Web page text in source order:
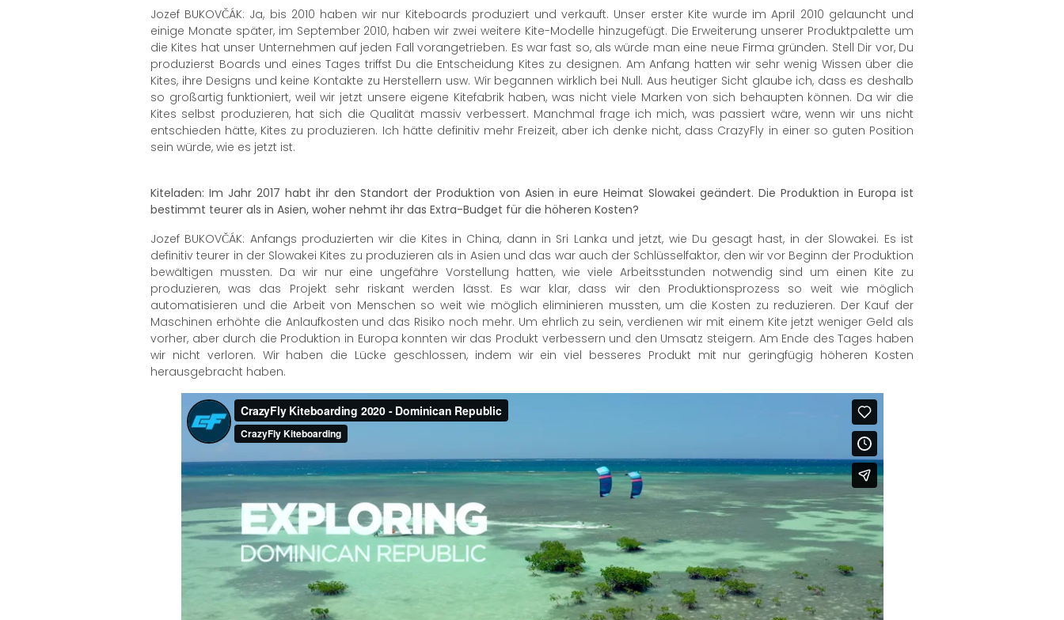
Jozef BUKOVČÁK: Ja, bis 2010 haben wir nur Kiteboards produziert und verkauft. Unser erster Kite wurde im April 2010 gelauncht und
einige Monate später, im September 2010, haben wir zwei weitere Kite-Modelle hinzugefügt. Die Erweiterung unserer Produktpalette um
die Kites hat unser Unternehmen auf jeden Fall vorangetrieben. Es war fast so, als würde man eine neue Firma gründen. Stell Dir vor, Du
produzierst Boards und eines Tages triffst Du die Entscheidung Kites zu designen. Am Anfang hatten wir sehr wenig Wissen über die
Kites, ihre Designs und keine Kontakte zu Herstellern usw. Wir begannen wirklich bei Null. Aus heutiger Sicht glaube ich, dass es deshalb
so großartig funktioniert, weil wir jetzt unsere eigene Kitefabrik haben, was nicht viele Marken von sich behaupten können. Da wir die
Kites selbst produzieren, hat sich die Qualität massiv verbessert. Manchmal frage ich mich, was passiert wäre, wenn wir uns nicht
entschieden hätte, Kites zu produzieren. Ich hätte definitiv mehr Freizeit, aber ich denke nicht, dass CrazyFly in einer so guten Position
sein würde, wie es jetzt ist.
Kiteladen: Im Jahr 2017 habt ihr den Standort der Produktion von Asien in eure Heimat Slowakei geändert. Die Produktion in Europa ist
bestimmt teurer als in Asien, woher nehmt ihr das Extra-Budget für die höheren Kosten?
Jozef BUKOVČÁK: Anfangs produzierten wir die Kites in China, dann in Sri Lanka und jetzt, wie Du gesagt hast, in der Slowakei. Es ist
definitiv teurer in der Slowakei Kites zu produzieren als in Asien und das war auch der Schlüsselfaktor, den wir vor Beginn der Produktion
bewältigen mussten. Da wir nur eine ungefähre Vorstellung hatten, wie viele Arbeitsstunden notwendig sind um einen Kite zu
produzieren, was das Projekt sehr riskant werden lässt. Es war klar, dass wir den Produktionsprozess so weit wie möglich
automatisieren und die Arbeit von Menschen so weit wie möglich eliminieren mussten, um die Kosten zu reduzieren. Der Kauf der
Maschinen erhöhte die Anlaufkosten und das Risiko noch mehr. Um ehrlich zu sein, verdienen wir mit einem Kite jetzt weniger Geld als
vorher, aber durch die Produktion in Europa konnten wir das Produkt verbessern und den Umsatz steigern. Am Ende des Tages haben
wir nicht verloren. Wir haben die Lücke geschlossen, indem wir ein viel besseres Produkt mit nur geringfügig höheren Kosten
herausgebracht haben.